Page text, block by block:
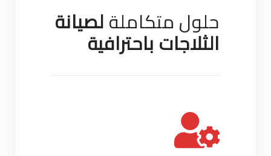
حلول متكاملةلصيانة
الثلاجات باحترافية